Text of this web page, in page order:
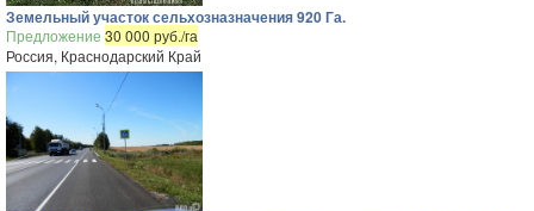
Земельный участок сельхозназначения 920 Га.
Предложение 30 000 руб./га
Россия, Краснодарский Край